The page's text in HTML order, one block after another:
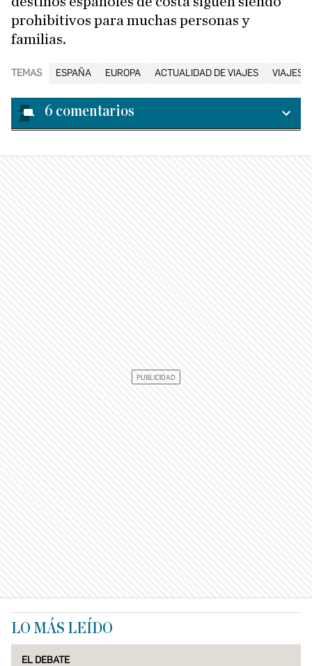
prohibitivos para muchas personas y
familias.
TEMAS ESPAÑA EUROPA ACTUALIDAD DE VIAJES VIAJES
6 comentarios
LO MÁS LEÍDO
EL DEBATE